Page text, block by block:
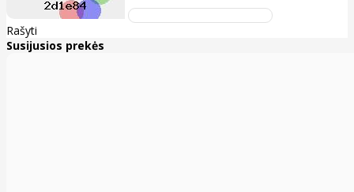
Rašyti
Susijusios prekės